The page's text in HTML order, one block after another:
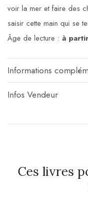
voir la mer et faire des
saisir cette main qui se
Âge de lecture : à
Informations
Infos Vendeur
Ces livres